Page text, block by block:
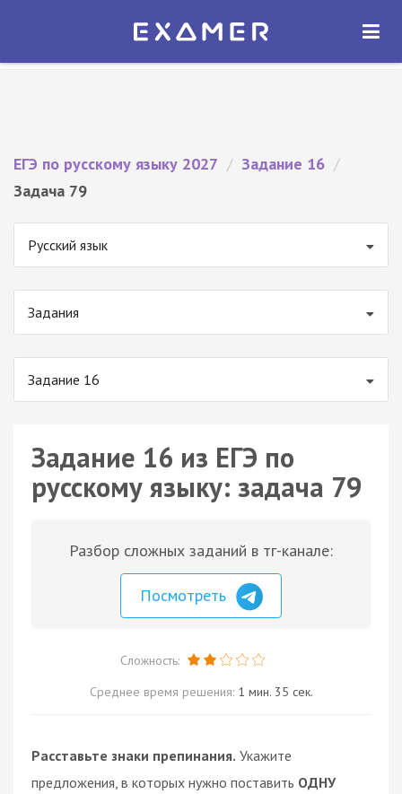
Экзамер — ЕГЭ 2027
ОТКРЫТЬ
ЕГЭ по русскому языку 2027 / Задание 16 /
Задача 79
Русский язык
Задания
Задание 16
Задание 16 из ЕГЭ по
русскому языку: задача 79
Разбор сложных заданий в тг-канале:
Посмотреть
Сложность:
Среднее время решения: 1 мин. 35 сек.
Расставьте знаки препинания. Укажите
предложения, в которых нужно поставить ОДНУ